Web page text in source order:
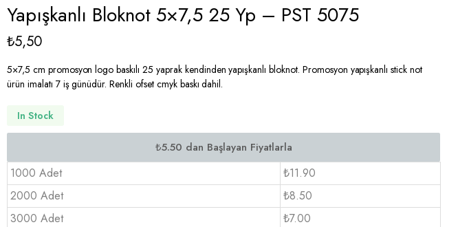
Yapışkanlı Bloknot 5×7,5 25 Yp – PST 5075
₺5,50
5×7,5 cm promosyon logo baskılı 25 yaprak kendinden yapışkanlı bloknot. Promosyon yapışkanlı stick not
ürün imalatı 7 iş günüdür. Renkli ofset cmyk baskı dahil.
In Stock
1000 Adet
₺11.90
2000 Adet
₺8.50
3000 Adet
₺7.00